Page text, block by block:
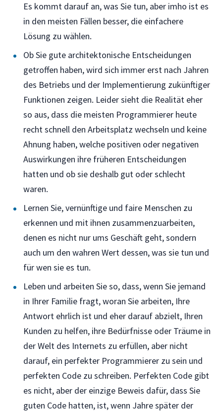
Es kommt darauf an, was Sie tun, aber imho ist es
in den meisten Fällen besser, die einfachere
Lösung zu wählen.
Ob Sie gute architektonische Entscheidungen
getroffen haben, wird sich immer erst nach Jahren
des Betriebs und der Implementierung zukünftiger
Funktionen zeigen. Leider sieht die Realität eher
so aus, dass die meisten Programmierer heute
recht schnell den Arbeitsplatz wechseln und keine
Ahnung haben, welche positiven oder negativen
Auswirkungen ihre früheren Entscheidungen
hatten und ob sie deshalb gut oder schlecht
waren.
Lernen Sie, vernünftige und faire Menschen zu
erkennen und mit ihnen zusammenzuarbeiten,
denen es nicht nur ums Geschäft geht, sondern
auch um den wahren Wert dessen, was sie tun und
für wen sie es tun.
Leben und arbeiten Sie so, dass, wenn Sie jemand
in Ihrer Familie fragt, woran Sie arbeiten, Ihre
Antwort ehrlich ist und eher darauf abzielt, Ihren
Kunden zu helfen, ihre Bedürfnisse oder Träume in
der Welt des Internets zu erfüllen, aber nicht
darauf, ein perfekter Programmierer zu sein und
perfekten Code zu schreiben. Perfekten Code gibt
es nicht, aber der einzige Beweis dafür, dass Sie
guten Code hatten, ist, wenn Jahre später der